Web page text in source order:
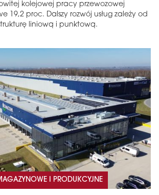
kolejowej pracy przewozowej
19,2 proc. Dalszy rozwój usług zależy od
liniową i punktową.
I PRODUKCYJNE